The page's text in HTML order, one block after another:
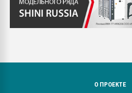
О ПРОЕКТЕ